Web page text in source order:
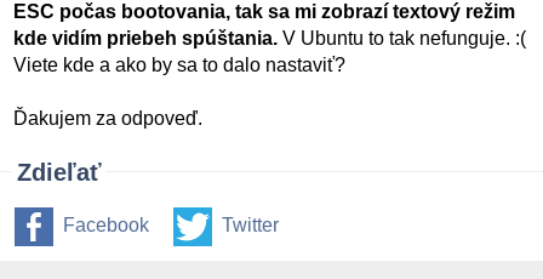
ESC počas bootovania, tak sa mi zobrazí textový režim
kde vidím priebeh spúštania. V Ubuntu to tak nefunguje. :(
Viete kde a ako by sa to dalo nastaviť?
Ďakujem za odpoveď.
Zdieľať
Facebook Twitter